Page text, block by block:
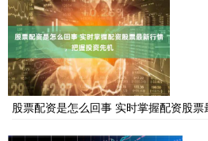
股票配资是怎么回事 实时掌握配资股